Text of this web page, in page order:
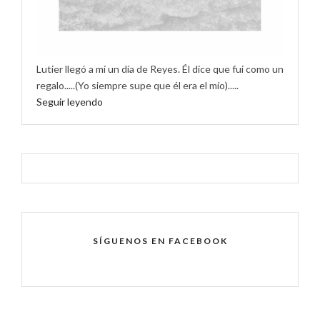
Lutier llegó a mí un día de Reyes. Él dice que fui como un
regalo.....(Yo siempre supe que él era el mío).....
Seguir leyendo
SÍGUENOS EN FACEBOOK